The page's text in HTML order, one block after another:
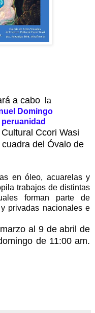
a cabo
la
Domingo
Ccori Wasi
del Óvalo de
en óleo, acuarelas y
trabajos de distintas
forman parte de
privadas nacionales e
al 9 de abril de
de 11:00 am.